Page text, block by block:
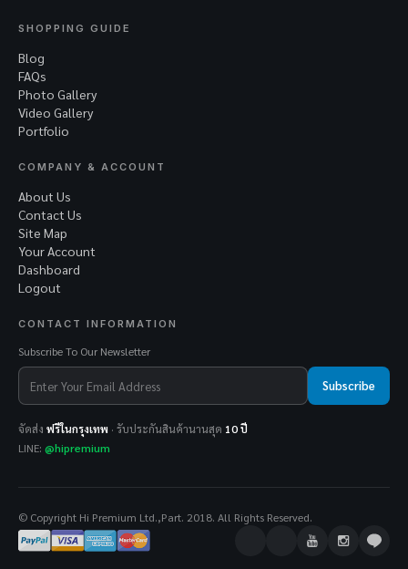
SHOPPING GUIDE
Blog
FAQs
Photo Gallery
Video Gallery
Portfolio
COMPANY & ACCOUNT
About Us
Contact Us
Site Map
Your Account
Dashboard
Logout
CONTACT INFORMATION
Subscribe To Our Newsletter
Subscribe
จัดส่ง ฟรีในกรุงเทพ · รับประกันสินค้านานสุด 10 ปี
LINE: @hipremium
© Copyright Hi Premium Ltd.,Part. 2018. All Rights Reserved.